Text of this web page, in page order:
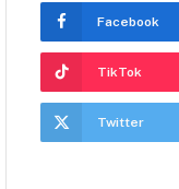
Facebook
TikTok
Twitter